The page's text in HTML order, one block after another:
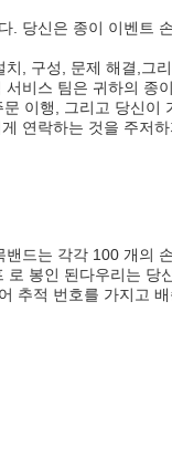
당신은 종이 이벤트
, 구성, 문제 해결,그
비스 팀은 귀하의 종
이행, 그리고 당신이
연락하는 것을 주저
드는 각각 100 개의
봉인 된다우리는 당
추적 번호를 가지고